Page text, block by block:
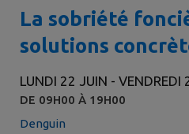
La sobriété
solutions
territoire
LUNDI 22 JUIN - VENDREDI
DE 09H00 À 19H00
Denguin